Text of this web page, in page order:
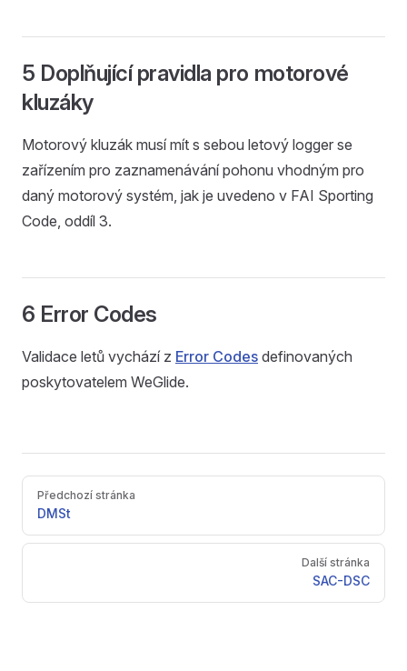
5 Doplňující pravidla pro motorové
kluzáky
Motorový kluzák musí mít s sebou letový logger se
zařízením pro zaznamenávání pohonu vhodným pro
daný motorový systém, jak je uvedeno v FAI Sporting
Code, oddíl 3.
6 Error Codes
Validace letů vychází z Error Codes definovaných
poskytovatelem WeGlide.
PagerPředchozí stránka
DMSt
Další stránka
SAC-DSC